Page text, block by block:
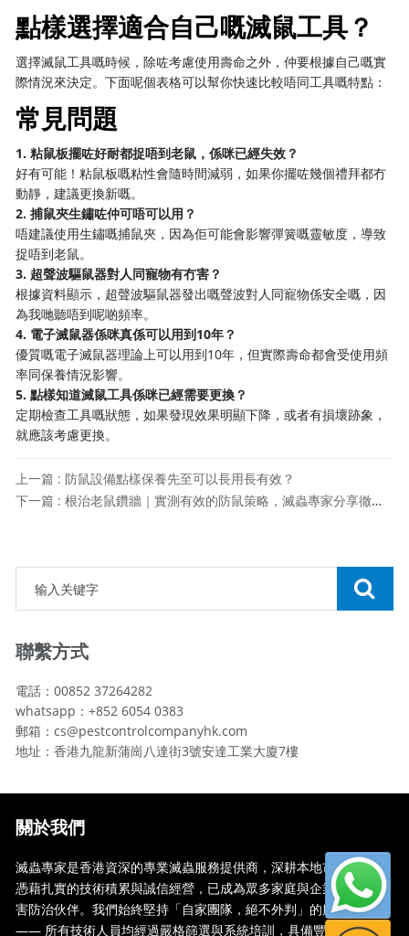
點樣選擇適合自己嘅滅鼠工具？
選擇滅鼠工具嘅時候，除咗考慮使用壽命之外，仲要根據自己嘅實
際情況來決定。下面呢個表格可以幫你快速比較唔同工具嘅特點：
常見問題
1. 粘鼠板擺咗好耐都捉唔到老鼠，係咪已經失效？
好有可能！粘鼠板嘅粘性會隨時間減弱，如果你擺咗幾個禮拜都冇
動靜，建議更換新嘅。
2. 捕鼠夾生鏽咗仲可唔可以用？
唔建議使用生鏽嘅捕鼠夾，因為佢可能會影響彈簧嘅靈敏度，導致
捉唔到老鼠。
3. 超聲波驅鼠器對人同寵物有冇害？
根據資料顯示，超聲波驅鼠器發出嘅聲波對人同寵物係安全嘅，因
為我哋聽唔到呢啲頻率。
4. 電子滅鼠器係咪真係可以用到10年？
優質嘅電子滅鼠器理論上可以用到10年，但實際壽命都會受使用頻
率同保養情況影響。
5. 點樣知道滅鼠工具係咪已經需要更換？
定期檢查工具嘅狀態，如果發現效果明顯下降，或者有損壞跡象，
就應該考慮更換。
上一篇 : 防鼠設備點樣保養先至可以長用長有效？
下一篇 : 根治老鼠鑽牆｜實測有效的防鼠策略，滅蟲專家分享徹底解決方案
聯繫方式
電話：00852 37264282
whatsapp：+852 6054 0383
郵箱：cs@pestcontrolcompanyhk.com
地址：香港九龍新蒲崗八達街3號安達工業大廈7樓
關於我們
滅蟲專家是香港資深的專業滅蟲服務提供商，深耕本地市場多年，
憑藉扎實的技術積累與誠信經營，已成為眾多家庭與企業信賴的蟲
害防治伙伴。我們始終堅持「自家團隊，絕不外判」的服務承諾
—— 所有技術人員均經過嚴格篩選與系統培訓，具備豐富的現場處